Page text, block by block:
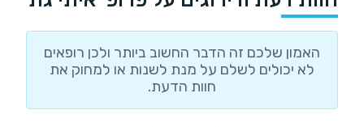
האמון שלכם זה הדבר החשוב ביותר ולכן רופאים
לא יכולים לשלם על מנת לשנות או למחוק את
חוות הדעת.